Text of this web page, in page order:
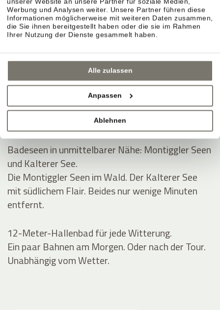
Werbung und Analysen weiter. Unsere Partner führen diese
Informationen möglicherweise mit weiteren Daten zusammen,
die Sie ihnen bereitgestellt haben oder die sie im Rahmen
Ihrer Nutzung der Dienste gesammelt haben.
Alle zulassen
Anpassen
Ablehnen
BADEURLAUB UND POOLS IM
STROBLHOF
Badeteich und schöne Liegewiese für den
Naturteich, Liegewiese, Ruhe. Platz zum Lesen,
Badeseen in unmittelbarer Nähe: Montiggler Seen
und Kalterer See.
Die Montiggler Seen im Wald. Der Kalterer See
mit südlichem Flair. Beides nur wenige Minuten
entfernt.
12-Meter-Hallenbad für jede Witterung.
Ein paar Bahnen am Morgen. Oder nach der Tour.
Unabhängig vom Wetter.